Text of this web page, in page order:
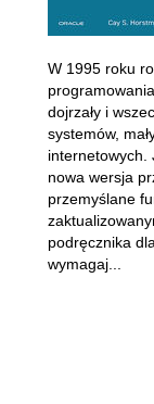
W 1995 roku
dojrzały i
systemów,
internetowych.
nowa wersja
przemyślane
podręcznika
wymagaj...